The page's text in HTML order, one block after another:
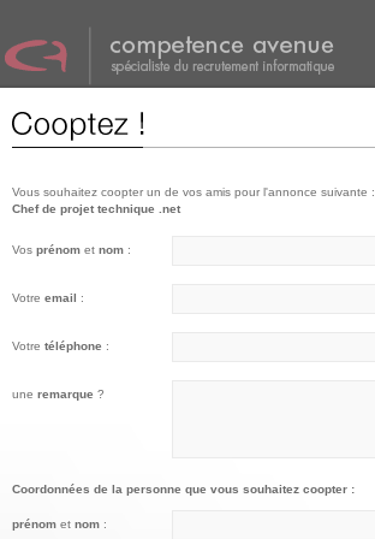
001
Témoignages et services
Vous souhaitez coopter un de vos amis pour l'annonce suivante :
Chef de projet technique .net
Vos prénom et nom :
Votre email :
Votre téléphone :
une remarque ?
Coordonnées de la personne que vous souhaitez coopter :
prénom et nom :